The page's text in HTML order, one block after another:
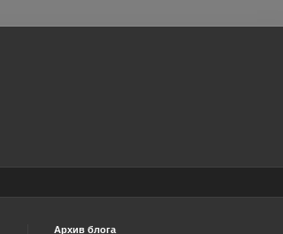
Архив блога